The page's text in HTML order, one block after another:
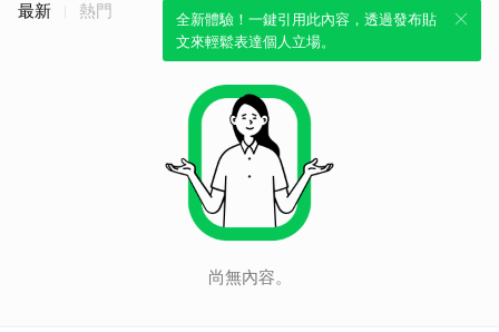
全新體驗！一鍵引用此內容，透過發布貼
文來輕鬆表達個人立場。
最新 熱門
尚無內容。